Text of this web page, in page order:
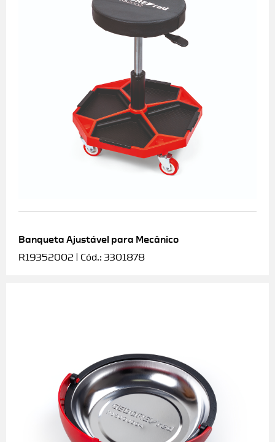
Banqueta Ajustável para Mecânico
R19352002 | Cód.: 3301878